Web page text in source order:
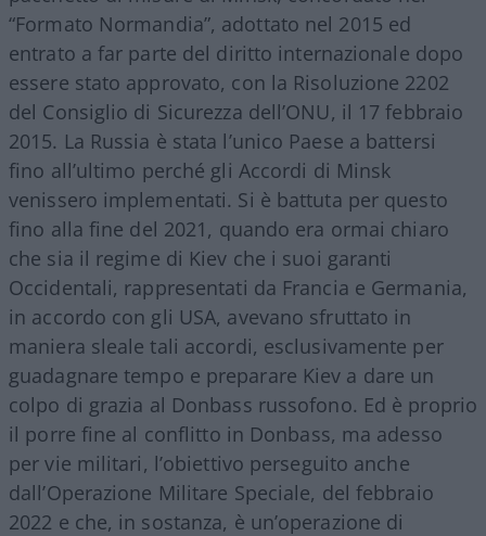
“Formato Normandia”, adottato nel 2015 ed
entrato a far parte del diritto internazionale dopo
essere stato approvato, con la Risoluzione 2202
del Consiglio di Sicurezza dell’ONU, il 17 febbraio
2015. La Russia è stata l’unico Paese a battersi
fino all’ultimo perché gli Accordi di Minsk
venissero implementati. Si è battuta per questo
fino alla fine del 2021, quando era ormai chiaro
che sia il regime di Kiev che i suoi garanti
Occidentali, rappresentati da Francia e Germania,
in accordo con gli USA, avevano sfruttato in
maniera sleale tali accordi, esclusivamente per
guadagnare tempo e preparare Kiev a dare un
colpo di grazia al Donbass russofono. Ed è proprio
il porre fine al conflitto in Donbass, ma adesso
per vie militari, l’obiettivo perseguito anche
dall’Operazione Militare Speciale, del febbraio
2022 e che, in sostanza, è un’operazione di